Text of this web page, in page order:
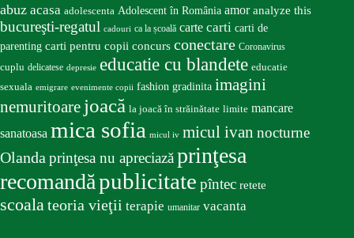
abuz acasa adolescenta Adolescent în România amor analyze this
bucureşti-regatul cadouri ca la școală carte carti carti de
parenting carti pentru copii concurs conectare Coronavirus
cuplu delicatese depresie educatie cu blandete educatie
sexuala emigrare evenimente copii fashion gradinita imagini
nemuritoare joacă la joacă în străinătate limite mancare
sanatoasa mica sofia micul iv micul ivan nocturne
Olanda prinţesa nu apreciază prinţesa
recomandăpublicitate pîntec retete
scoala teoria vieţii terapie umanitar vacanta